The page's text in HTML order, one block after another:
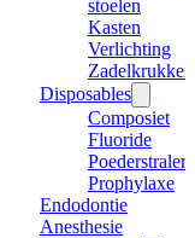
stoelen
Kasten
Verlichting
Zadelkrukken
Disposables
Composiet
Fluoride
Poederstraler
Prophylaxe
Endodontie
Anesthesie